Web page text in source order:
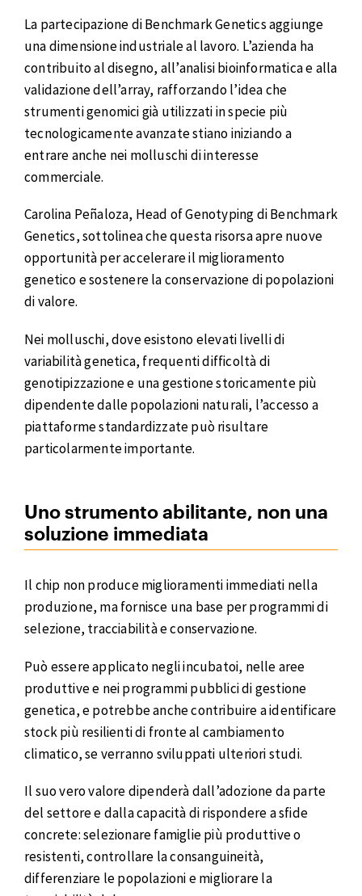
La partecipazione di Benchmark Genetics aggiunge
una dimensione industriale al lavoro. L’azienda ha
contribuito al disegno, all’analisi bioinformatica e alla
validazione dell’array, rafforzando l’idea che
strumenti genomici già utilizzati in specie più
tecnologicamente avanzate stiano iniziando a
entrare anche nei molluschi di interesse
commerciale.
Carolina Peñaloza, Head of Genotyping di Benchmark
Genetics, sottolinea che questa risorsa apre nuove
opportunità per accelerare il miglioramento
genetico e sostenere la conservazione di popolazioni
di valore.
Nei molluschi, dove esistono elevati livelli di
variabilità genetica, frequenti difficoltà di
genotipizzazione e una gestione storicamente più
dipendente dalle popolazioni naturali, l’accesso a
piattaforme standardizzate può risultare
particolarmente importante.
Uno strumento abilitante, non una
soluzione immediata
Il chip non produce miglioramenti immediati nella
produzione, ma fornisce una base per programmi di
selezione, tracciabilità e conservazione.
Può essere applicato negli incubatoi, nelle aree
produttive e nei programmi pubblici di gestione
genetica, e potrebbe anche contribuire a identificare
stock più resilienti di fronte al cambiamento
climatico, se verranno sviluppati ulteriori studi.
Il suo vero valore dipenderà dall’adozione da parte
del settore e dalla capacità di rispondere a sfide
concrete: selezionare famiglie più produttive o
resistenti, controllare la consanguineità,
differenziare le popolazioni e migliorare la